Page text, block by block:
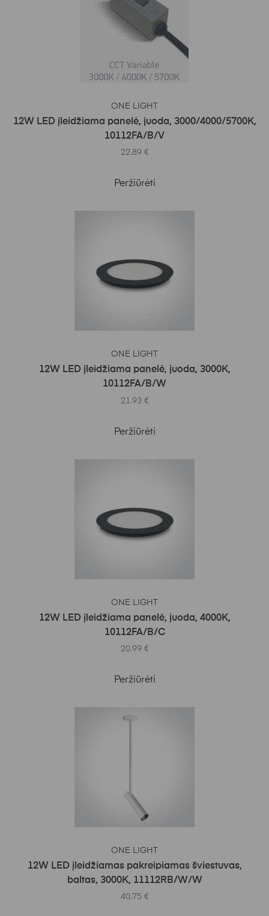
ONE LIGHT
12W LED įleidžiama panelė, juoda, 3000/4000/5700K,
10112FA/B/V
22.89 €
Peržiūrėti
ONE LIGHT
12W LED įleidžiama panelė, juoda, 3000K,
10112FA/B/W
21.93 €
Peržiūrėti
ONE LIGHT
12W LED įleidžiama panelė, juoda, 4000K,
10112FA/B/C
20.99 €
Peržiūrėti
ONE LIGHT
12W LED įleidžiamas pakreipiamas šviestuvas,
baltas, 3000K, 11112RB/W/W
40.75 €